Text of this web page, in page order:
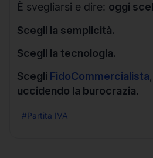
È svegliarsi e dire: oggi
Scegli la semplicità.
Scegli la tecnologia.
Scegli FidoCommercialista
uccidendo la burocrazia.
#Partita IVA